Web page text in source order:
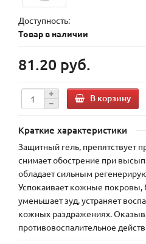
Доступность:
Товар в наличии
81.20 руб.
В корзину
Краткие характеристики
Защитный гель, препятствует
снимает обострение при
обладает сильным
Успокаивает кожные
уменьшает зуд, устраняет
кожных раздражениях.
противовоспалительное